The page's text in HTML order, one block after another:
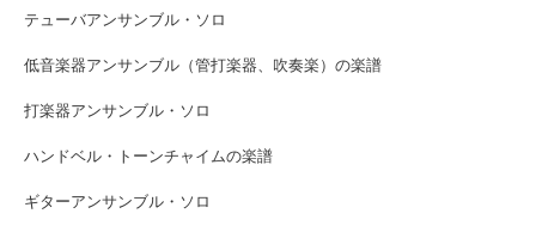
テューバアンサンブル・ソロ
低音楽器アンサンブル（管打楽器、吹奏楽）の楽譜
打楽器アンサンブル・ソロ
ハンドベル・トーンチャイムの楽譜
ギターアンサンブル・ソロ